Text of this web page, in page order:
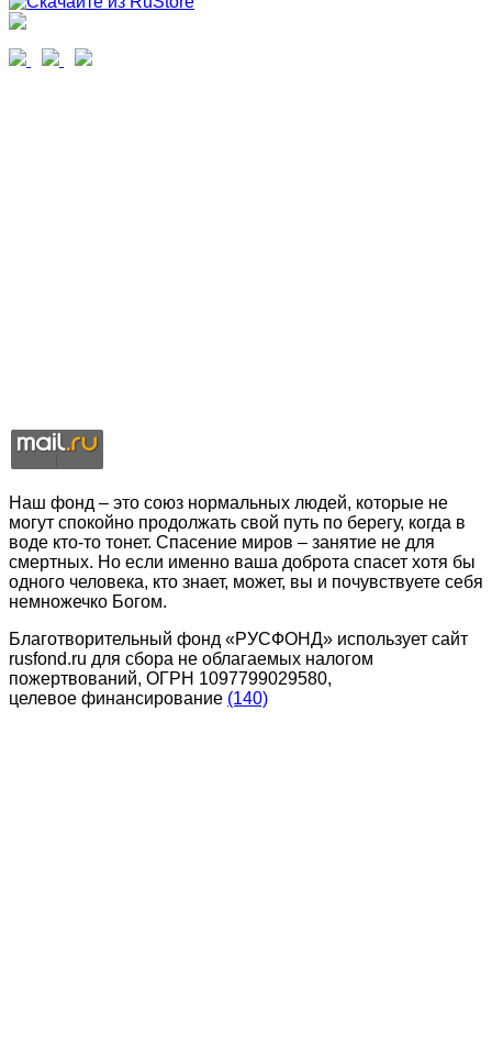
Наш фонд – это союз нормальных людей, которые не
могут спокойно продолжать свой путь по берегу, когда в
воде кто-то тонет. Спасение миров – занятие не для
смертных. Но если именно ваша доброта спасет хотя бы
одного человека, кто знает, может, вы и почувствуете себя
немножечко Богом.
Благотворительный фонд «РУСФОНД» использует сайт
rusfond.ru для сбора не облагаемых налогом
пожертвований, ОГРН 1097799029580,
целевое финансирование (140)